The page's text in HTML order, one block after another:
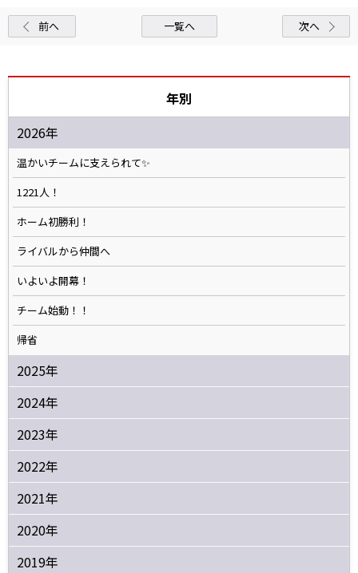
前へ 一覧へ 次へ
年別
2026年
温かいチームに支えられて✨️
1221人！
ホーム初勝利！
ライバルから仲間へ
いよいよ開幕！
チーム始動！！
帰省
2025年
2024年
2023年
2022年
2021年
2020年
2019年